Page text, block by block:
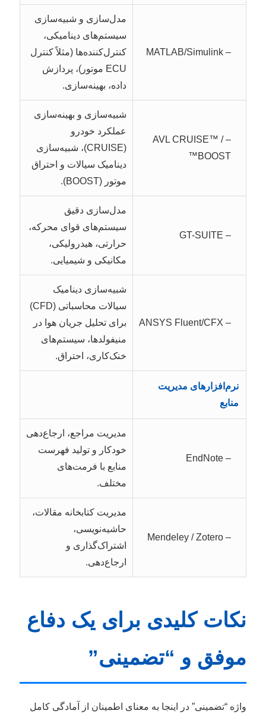
– MATLAB/Simulink
مدل‌سازی و شبیه‌سازی
سیستم‌های دینامیکی،
کنترل‌کننده‌ها (مثلاً کنترل
ECU موتور)، پردازش
داده، بهینه‌سازی.
– AVL CRUISE™ /
BOOST™
شبیه‌سازی و بهینه‌سازی
عملکرد خودرو
(CRUISE)، شبیه‌سازی
دینامیک سیالات و احتراق
موتور (BOOST).
– GT-SUITE
مدل‌سازی دقیق
سیستم‌های قوای محرکه،
حرارتی، هیدرولیکی،
مکانیکی و شیمیایی.
– ANSYS Fluent/CFX
شبیه‌سازی دینامیک
سیالات محاسباتی (CFD)
برای تحلیل جریان هوا در
منیفولدها، سیستم‌های
خنک‌کاری، احتراق.
نرم‌افزارهای مدیریت
منابع
– EndNote
مدیریت مراجع، ارجاع‌دهی
خودکار و تولید فهرست
منابع با فرمت‌های
مختلف.
– Mendeley / Zotero
مدیریت کتابخانه مقالات،
حاشیه‌نویسی،
اشتراک‌گذاری و
ارجاع‌دهی.
نکات کلیدی برای یک دفاع
موفق و “تضمینی”
واژه “تضمینی” در اینجا به معنای اطمینان از آمادگی کامل